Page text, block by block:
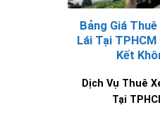
Bảng Giá
Lái Tại
Kết
Dịch Vụ Thuê
Tại